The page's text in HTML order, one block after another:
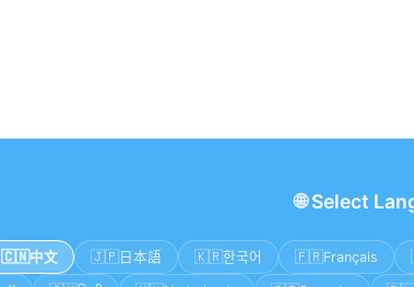
🌐Select
🇨🇳中文 🇯🇵 日本語 🇰🇷한국어 🇫🇷Français